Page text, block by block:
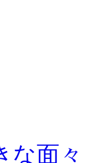
な面々